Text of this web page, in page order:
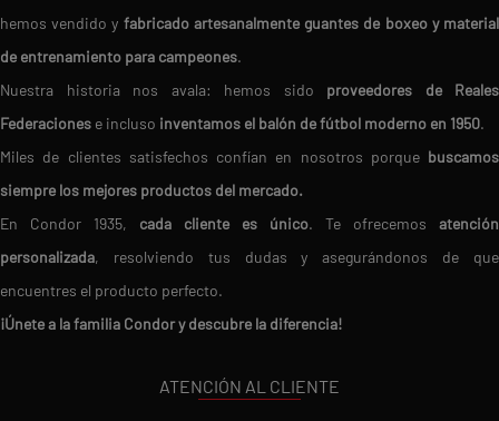
hemos vendido y fabricado artesanalmente guantes de boxeo y material
de entrenamiento para campeones.
Nuestra historia nos avala: hemos sido proveedores de Reales
Federaciones e incluso inventamos el balón de fútbol moderno en 1950.
Miles de clientes satisfechos confían en nosotros porque buscamos
siempre los mejores productos del mercado.
En Condor 1935, cada cliente es único. Te ofrecemos atención
personalizada, resolviendo tus dudas y asegurándonos de que
encuentres el producto perfecto.
¡Únete a la familia Condor y descubre la diferencia!
ATENCIÓN AL CLIENTE